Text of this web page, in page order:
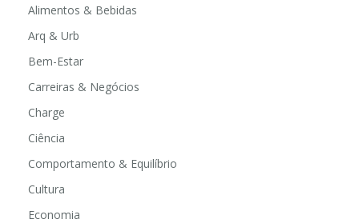
Alimentos & Bebidas
Arq & Urb
Bem-Estar
Carreiras & Negócios
Charge
Ciência
Comportamento & Equilíbrio
Cultura
Economia